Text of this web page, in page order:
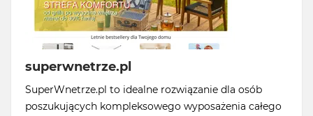
superwnetrze.pl
SuperWnetrze.pl to idealne rozwiązanie dla osób
poszukujących kompleksowego wyposażenia całego